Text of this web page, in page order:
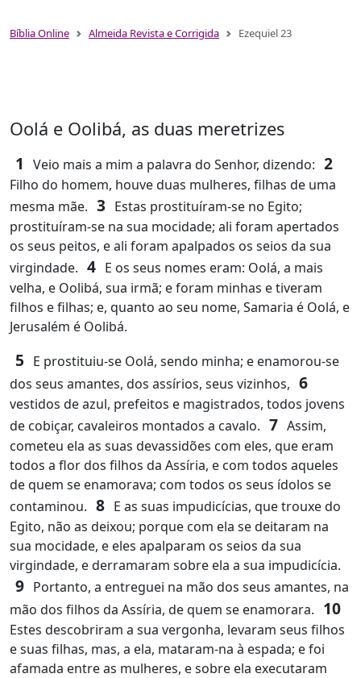
Bíblia Online Almeida Revista e Corrigida Ezequiel 23
Oolá e Oolibá, as duas meretrizes
1 Veio mais a mim a palavra do Senhor, dizendo: 2
Filho do homem, houve duas mulheres, filhas de uma
mesma mãe. 3 Estas prostituíram-se no Egito;
prostituíram-se na sua mocidade; ali foram apertados
os seus peitos, e ali foram apalpados os seios da sua
virgindade. 4 E os seus nomes eram: Oolá, a mais
velha, e Oolibá, sua irmã; e foram minhas e tiveram
filhos e filhas; e, quanto ao seu nome, Samaria é Oolá, e
Jerusalém é Oolibá.
5 E prostituiu-se Oolá, sendo minha; e enamorou-se
dos seus amantes, dos assírios, seus vizinhos, 6
vestidos de azul, prefeitos e magistrados, todos jovens
de cobiçar, cavaleiros montados a cavalo. 7 Assim,
cometeu ela as suas devassidões com eles, que eram
todos a flor dos filhos da Assíria, e com todos aqueles
de quem se enamorava; com todos os seus ídolos se
contaminou. 8 E as suas impudicícias, que trouxe do
Egito, não as deixou; porque com ela se deitaram na
sua mocidade, e eles apalparam os seios da sua
virgindade, e derramaram sobre ela a sua impudicícia.
9 Portanto, a entreguei na mão dos seus amantes, na
mão dos filhos da Assíria, de quem se enamorara. 10
Estes descobriram a sua vergonha, levaram seus filhos
e suas filhas, mas, a ela, mataram-na à espada; e foi
afamada entre as mulheres, e sobre ela executaram